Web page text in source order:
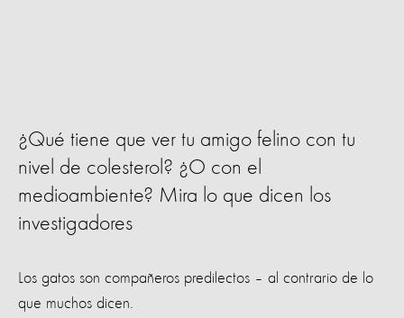
¿Qué tiene que ver tu amigo felino con tu
nivel de colesterol? ¿O con el
medioambiente? Mira lo que dicen los
investigadores
Los gatos son compañeros predilectos – al contrario de lo
que muchos dicen.